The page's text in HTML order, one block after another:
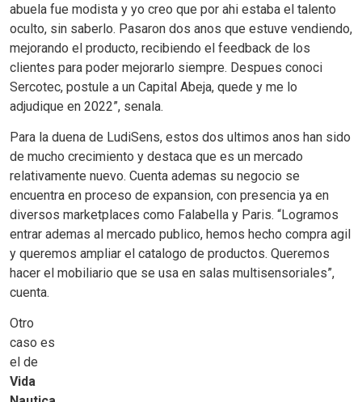
abuela fue modista y yo creo que por ahi estaba el talento
oculto, sin saberlo. Pasaron dos anos que estuve vendiendo,
mejorando el producto, recibiendo el feedback de los
clientes para poder mejorarlo siempre. Despues conoci
Sercotec, postule a un Capital Abeja, quede y me lo
adjudique en 2022”, senala.
Para la duena de LudiSens, estos dos ultimos anos han sido
de mucho crecimiento y destaca que es un mercado
relativamente nuevo. Cuenta ademas su negocio se
encuentra en proceso de expansion, con presencia ya en
diversos marketplaces como Falabella y Paris. “Logramos
entrar ademas al mercado publico, hemos hecho compra agil
y queremos ampliar el catalogo de productos. Queremos
hacer el mobiliario que se usa en salas multisensoriales”,
cuenta.
Otro
caso es
el de
Vida